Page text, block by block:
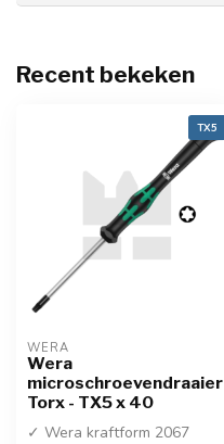
Recent bekeken
TX5
WERA
Wera
microschroevendraaier
Torx - TX5 x 40
✓ Wera kraftform 2067